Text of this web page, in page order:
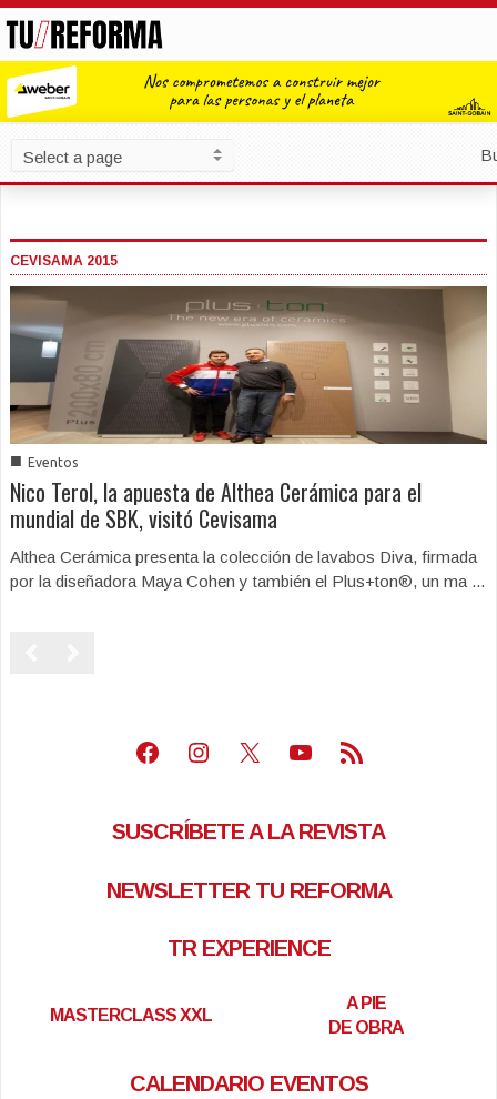
CEVISAMA 2015
■ Eventos
Nico Terol, la apuesta de Althea Cerámica para el
mundial de SBK, visitó Cevisama
Althea Cerámica presenta la colección de lavabos Diva, firmada
por la diseñadora Maya Cohen y también el Plus+ton®, un ma ...
Facebook
Instagram
X Youtube
Feed RSS
SUSCRÍBETE A LA REVISTA
NEWSLETTER TU REFORMA
TR EXPERIENCE
MASTERCLASS XXL
A PIE
DE OBRA
CALENDARIO EVENTOS